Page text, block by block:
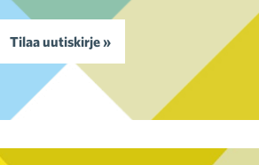
Tilaa uutiskirje »